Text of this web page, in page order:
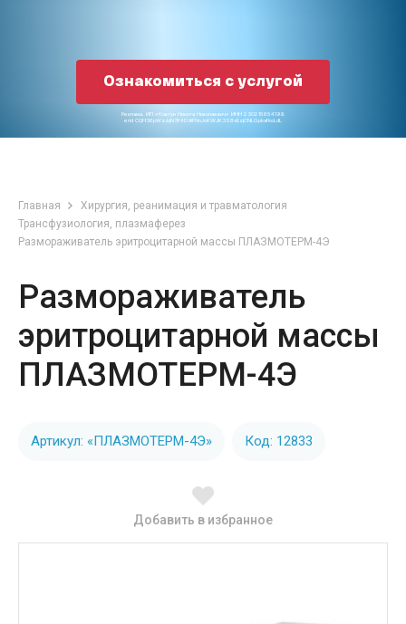
Ознакомиться с услугой
Реклама. ИП «Ковтун Никита Николаевич» ИНН 230215654199.
erid CQH36pWzJqN3F4D9iFNoJoKWJK3S8xEzjCNLGpkafkoLdL
Главная
Хирургия, реанимация и травматология
Трансфузиология, плазмаферез
Размораживатель эритроцитарной массы ПЛАЗМОТЕРМ-4Э
Размораживатель
эритроцитарной массы
ПЛАЗМОТЕРМ-4Э
Артикул: «ПЛАЗМОТЕРМ-4Э» Код: 12833
Добавить в избранное